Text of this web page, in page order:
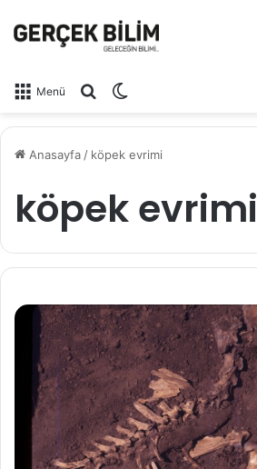
Menü Arama yap ...
Anasayfa / köpek evrimi
köpek evrimi